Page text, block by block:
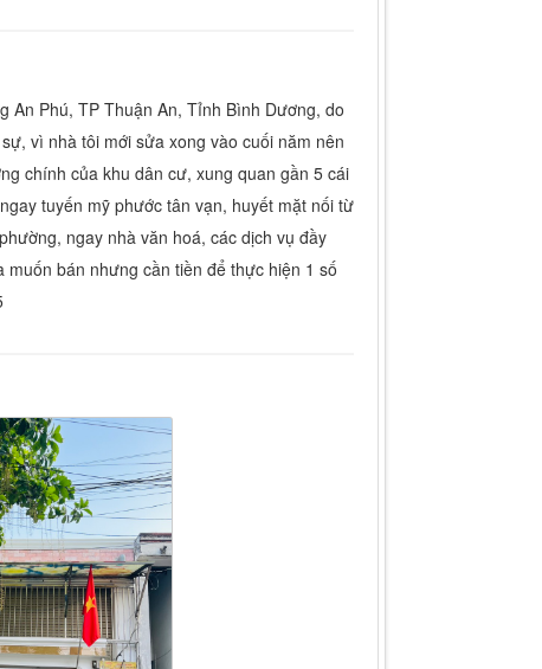
An Phú, TP Thuận An, Tỉnh Bình Dương, do
vì nhà tôi mới sửa xong vào cuối năm nên
chính của khu dân cư, xung quan gần 5 cái
tuyến mỹ phước tân vạn, huyết mặt nối từ
ngay nhà văn hoá, các dịch vụ đầy
bán nhưng cần tiền để thực hiện 1 số